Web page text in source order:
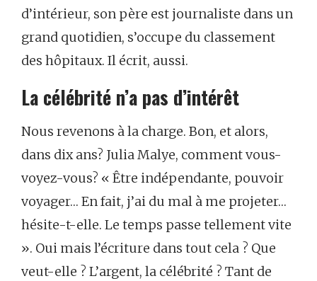
d’intérieur, son père est journaliste dans un
grand quotidien, s’occupe du classement
des hôpitaux. Il écrit, aussi.
La célébrité n’a pas d’intérêt
Nous revenons à la charge. Bon, et alors,
dans dix ans? Julia Malye, comment vous-
voyez-vous? « Être indépendante, pouvoir
voyager… En fait, j’ai du mal à me projeter…
hésite-t-elle. Le temps passe tellement vite
». Oui mais l’écriture dans tout cela ? Que
veut-elle ? L’argent, la célébrité ? Tant de